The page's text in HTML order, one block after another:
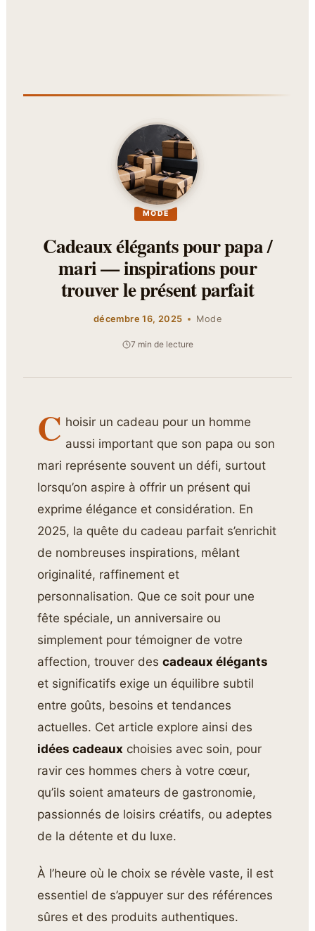
MODE
Cadeaux élégants pour papa /
mari — inspirations pour
trouver le présent parfait
décembre 16, 2025 Mode
7 min de lecture
C hoisir un cadeau pour un homme
aussi important que son papa ou son
mari représente souvent un défi, surtout
lorsqu’on aspire à offrir un présent qui
exprime élégance et considération. En
2025, la quête du cadeau parfait s’enrichit
de nombreuses inspirations, mêlant
originalité, raffinement et
personnalisation. Que ce soit pour une
fête spéciale, un anniversaire ou
simplement pour témoigner de votre
affection, trouver descadeaux élégants
et significatifs exige un équilibre subtil
entre goûts, besoins et tendances
actuelles. Cet article explore ainsi des
idées cadeaux choisies avec soin, pour
ravir ces hommes chers à votre cœur,
qu’ils soient amateurs de gastronomie,
passionnés de loisirs créatifs, ou adeptes
de la détente et du luxe.
À l’heure où le choix se révèle vaste, il est
essentiel de s’appuyer sur des références
sûres et des produits authentiques.